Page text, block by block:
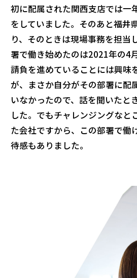
初に配属された関西支店では一
をしていました。そのあと福井
り、そのときは現場事務を担当
署で働き始めたのは2021年の4
請負を進めていることには興味
が、まさか自分がその部署に配
いなかったので、話を聞いたと
した。でもチャレンジングなと
た会社ですから、この部署で働
待感もありました。